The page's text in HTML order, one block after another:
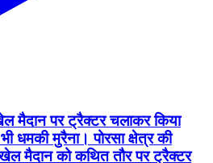
मैदान पर ट्रैक्टर चलाकर किया
धमकी मुरैना। पोरसा क्षेत्र की
मैदान को कथित तौर पर ट्रैक्टर